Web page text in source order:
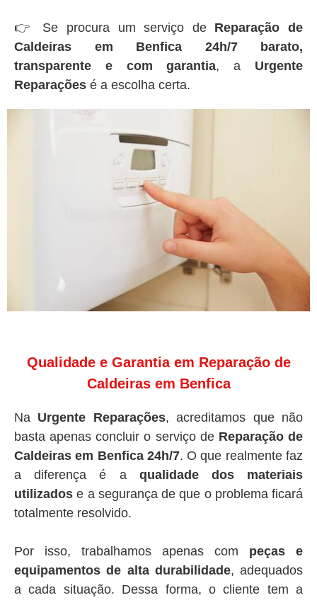
👉 Se procura um serviço de Reparação de
Caldeiras em Benfica 24h/7 barato,
transparente e com garantia, a Urgente
Reparações é a escolha certa.
Qualidade e Garantia em Reparação de
Caldeiras em Benfica
Na Urgente Reparações, acreditamos que não
basta apenas concluir o serviço de Reparação de
Caldeiras em Benfica 24h/7. O que realmente faz
a diferença é a qualidade dos materiais
utilizados e a segurança de que o problema ficará
totalmente resolvido.
Por isso, trabalhamos apenas com peças e
equipamentos de alta durabilidade, adequados
a cada situação. Dessa forma, o cliente tem a